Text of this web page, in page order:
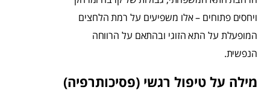
ויחסים פתוחים – אלו משפיעים על רמת הלחצים
המופעלת על התא הזוגי ובהתאם על הרווחה
הנפשית.
מילה על טיפול רגשי (פסיכותרפיה)